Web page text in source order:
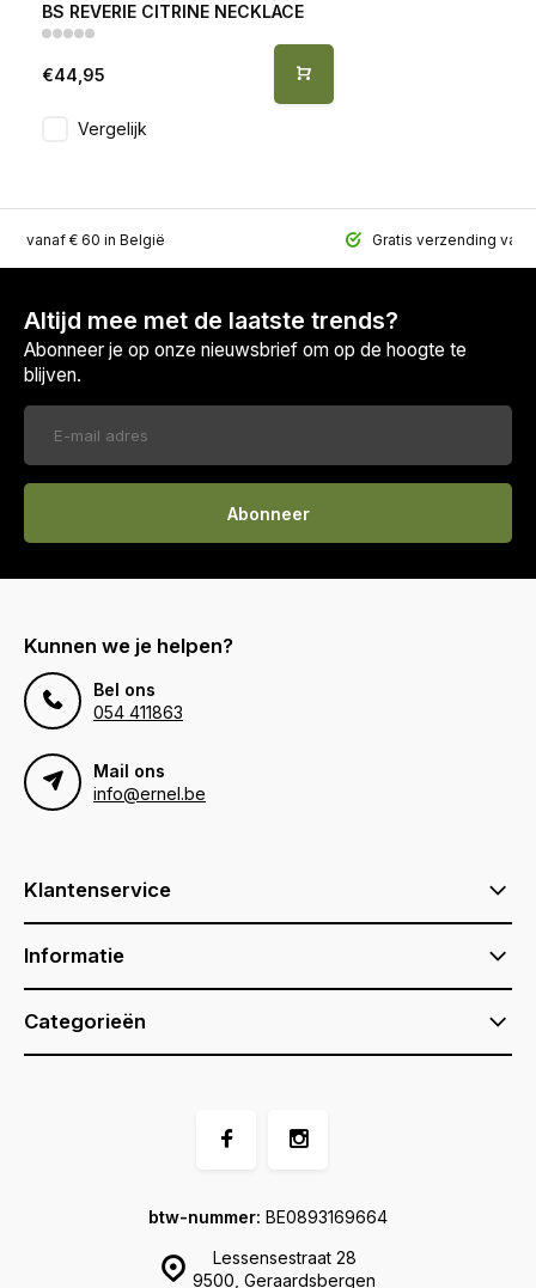
BS REVERIE CITRINE NECKLACE
€44,95
Vergelijk
vanaf € 60 in België Gratis verzending
Altijd mee met de laatste trends?
Abonneer je op onze nieuwsbrief om op de hoogte te
blijven.
Abonneer
Kunnen we je helpen?
Bel ons
054 411863
Mail ons
info@ernel.be
Klantenservice
Informatie
Categorieën
Lessensestraat 28
9500, Geraardsbergen
btw-nummer: BE0893169664